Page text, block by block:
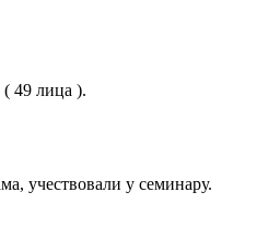
( 49 лица ).
учествовали у семинару.